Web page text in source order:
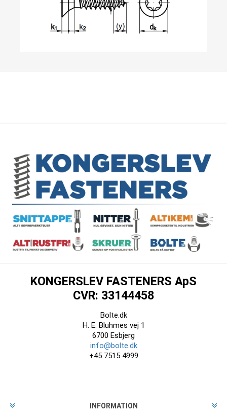
KONGERSLEV FASTENERS ApS
CVR: 33144458
Bolte.dk
H. E. Bluhmes vej 1
6700 Esbjerg
info@bolte.dk
+45 7515 4999
INFORMATION